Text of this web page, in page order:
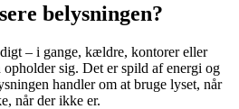
belysningen?
– i gange, kældre, kontorer eller
sig. Det er spild af energi og
handler om at bruge lyset, når
når der ikke er.